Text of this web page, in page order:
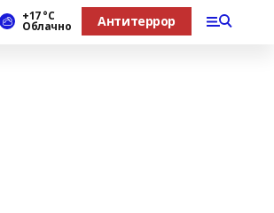
+17 °С
Облачно Антитеррор